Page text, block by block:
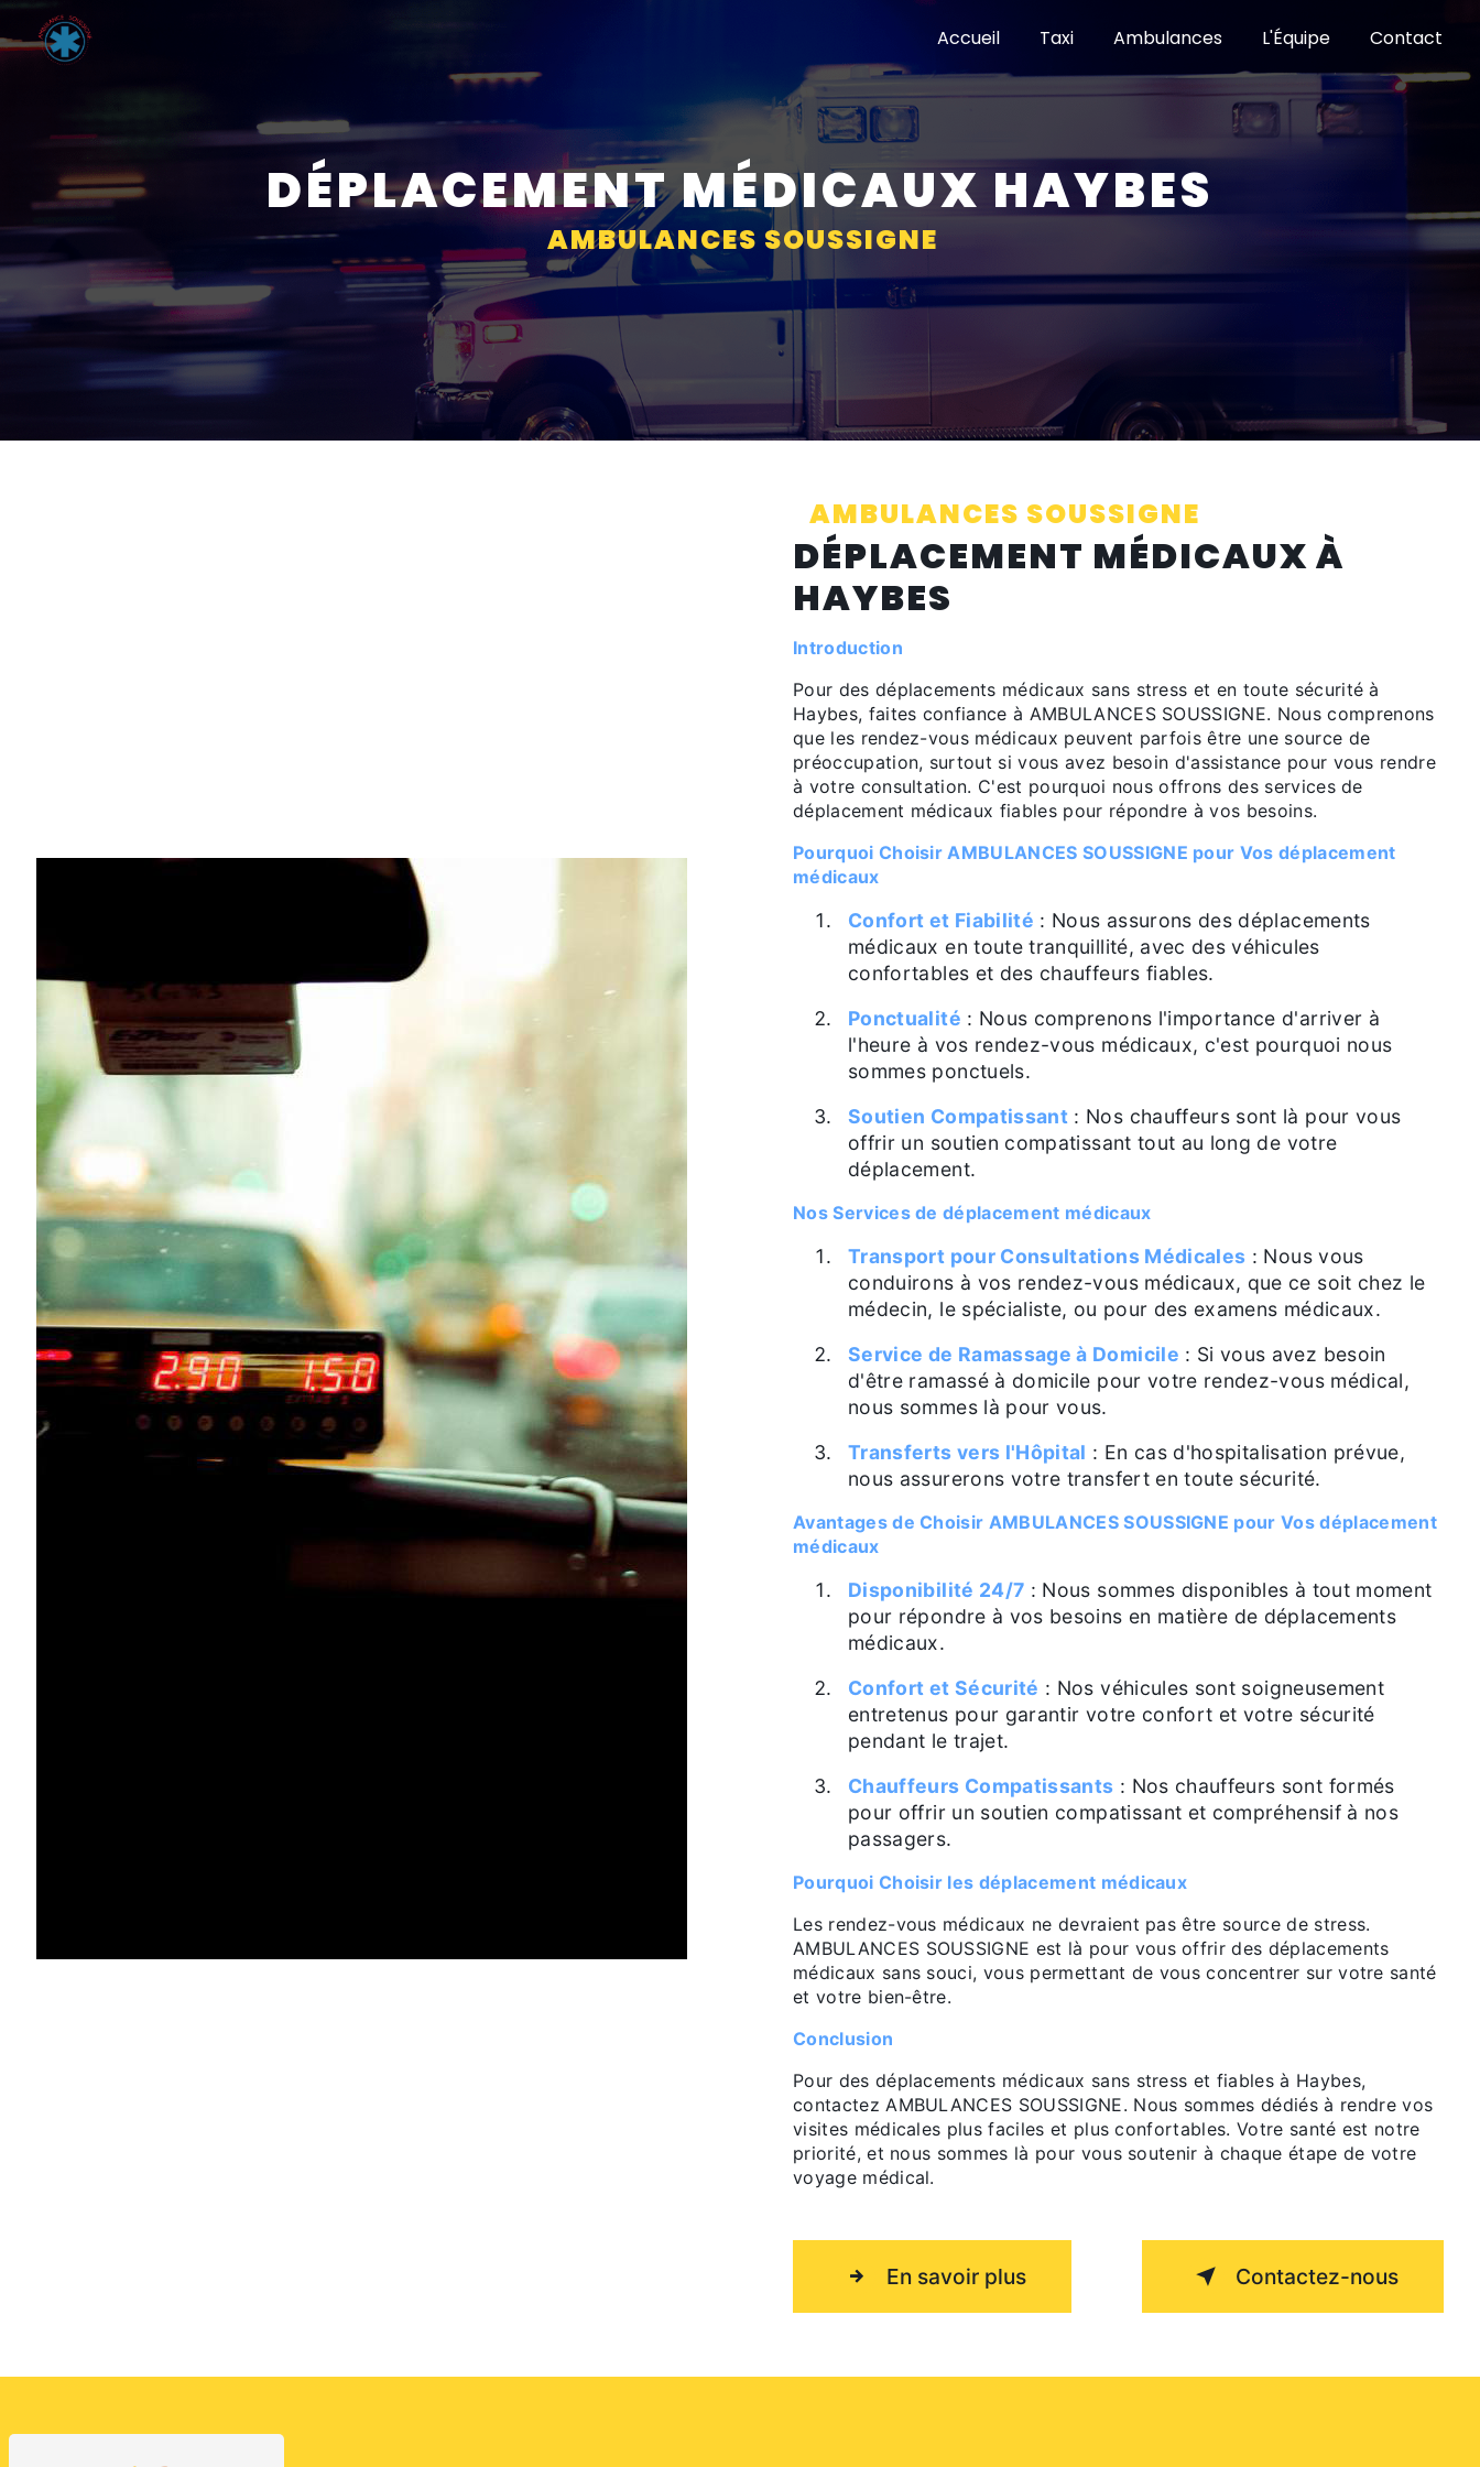
Accueil Taxi Ambulances L'Équipe Contact
DÉPLACEMENT MÉDICAUX HAYBES
AMBULANCES SOUSSIGNE
AMBULANCES SOUSSIGNE
DÉPLACEMENT MÉDICAUX À
HAYBES
Introduction
Pour des déplacements médicaux sans stress et en toute sécurité à
Haybes, faites confiance à AMBULANCES SOUSSIGNE. Nous comprenons
que les rendez-vous médicaux peuvent parfois être une source de
préoccupation, surtout si vous avez besoin d'assistance pour vous rendre
à votre consultation. C'est pourquoi nous offrons des services de
déplacement médicaux fiables pour répondre à vos besoins.
Pourquoi Choisir AMBULANCES SOUSSIGNE pour Vos déplacement
médicaux
Confort et Fiabilité : Nous assurons des déplacements
médicaux en toute tranquillité, avec des véhicules
confortables et des chauffeurs fiables.
Ponctualité : Nous comprenons l'importance d'arriver à
l'heure à vos rendez-vous médicaux, c'est pourquoi nous
sommes ponctuels.
Soutien Compatissant : Nos chauffeurs sont là pour vous
offrir un soutien compatissant tout au long de votre
déplacement.
Nos Services de déplacement médicaux
Transport pour Consultations Médicales : Nous vous
conduirons à vos rendez-vous médicaux, que ce soit chez le
médecin, le spécialiste, ou pour des examens médicaux.
Service de Ramassage à Domicile : Si vous avez besoin
d'être ramassé à domicile pour votre rendez-vous médical,
nous sommes là pour vous.
Transferts vers l'Hôpital : En cas d'hospitalisation prévue,
nous assurerons votre transfert en toute sécurité.
Avantages de Choisir AMBULANCES SOUSSIGNE pour Vos déplacement
médicaux
Disponibilité 24/7 : Nous sommes disponibles à tout moment
pour répondre à vos besoins en matière de déplacements
médicaux.
Confort et Sécurité : Nos véhicules sont soigneusement
entretenus pour garantir votre confort et votre sécurité
pendant le trajet.
Chauffeurs Compatissants : Nos chauffeurs sont formés
pour offrir un soutien compatissant et compréhensif à nos
passagers.
Pourquoi Choisir les déplacement médicaux
Les rendez-vous médicaux ne devraient pas être source de stress.
AMBULANCES SOUSSIGNE est là pour vous offrir des déplacements
médicaux sans souci, vous permettant de vous concentrer sur votre santé
et votre bien-être.
Conclusion
Pour des déplacements médicaux sans stress et fiables à Haybes,
contactez AMBULANCES SOUSSIGNE. Nous sommes dédiés à rendre vos
visites médicales plus faciles et plus confortables. Votre santé est notre
priorité, et nous sommes là pour vous soutenir à chaque étape de votre
voyage médical.
En savoir plus Contactez-nous
Panneau de gestion des cookies